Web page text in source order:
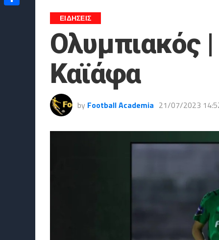
ΕΙΔΗΣΕΙΣ
Ολυμπιακός
Καϊάφα
by Football Academia 21/07/2023